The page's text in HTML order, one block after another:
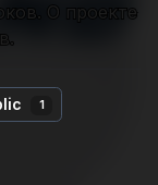
О проекте
1